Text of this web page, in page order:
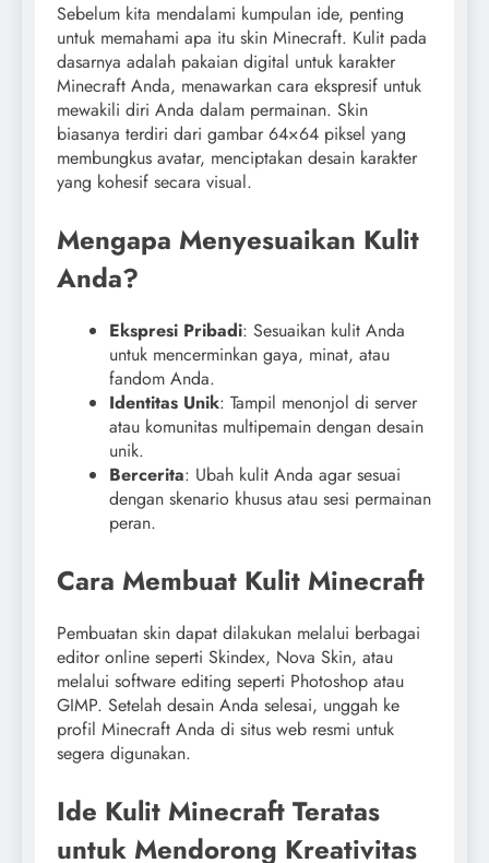
Sebelum kita mendalami kumpulan ide, penting
untuk memahami apa itu skin Minecraft. Kulit pada
dasarnya adalah pakaian digital untuk karakter
Minecraft Anda, menawarkan cara ekspresif untuk
mewakili diri Anda dalam permainan. Skin
biasanya terdiri dari gambar 64×64 piksel yang
membungkus avatar, menciptakan desain karakter
yang kohesif secara visual.
Mengapa Menyesuaikan Kulit
Anda?
Ekspresi Pribadi: Sesuaikan kulit Anda
untuk mencerminkan gaya, minat, atau
fandom Anda.
Identitas Unik: Tampil menonjol di server
atau komunitas multipemain dengan desain
unik.
Bercerita: Ubah kulit Anda agar sesuai
dengan skenario khusus atau sesi permainan
peran.
Cara Membuat Kulit Minecraft
Pembuatan skin dapat dilakukan melalui berbagai
editor online seperti Skindex, Nova Skin, atau
melalui software editing seperti Photoshop atau
GIMP. Setelah desain Anda selesai, unggah ke
profil Minecraft Anda di situs web resmi untuk
segera digunakan.
Ide Kulit Minecraft Teratas
untuk Mendorong Kreativitas